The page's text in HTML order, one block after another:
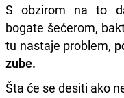
S obzirom na to
bogate šećerom,
tu nastaje problem,
zube.
Šta će se desiti ako